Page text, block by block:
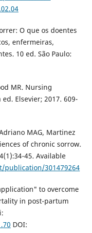
O que os doentes
enfermeiras,
10 ed. São Paulo:
MR. Nursing
Elsevier; 2017. 609-
MAG, Martinez
of chronic sorrow.
45. Available
publication/301479264
to overcome
in post-partum
DOI: